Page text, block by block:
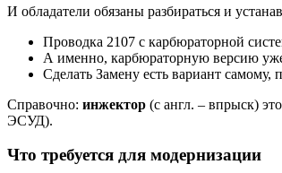
И обладатели обязаны разбираться и
Проводка 2107 с карбюраторной
А именно, карбюраторную версию уже
Сделать Замену есть вариант
Справочно: инжектор (с англ. – впрыск)
ЭСУД).
Что требуется для модернизации